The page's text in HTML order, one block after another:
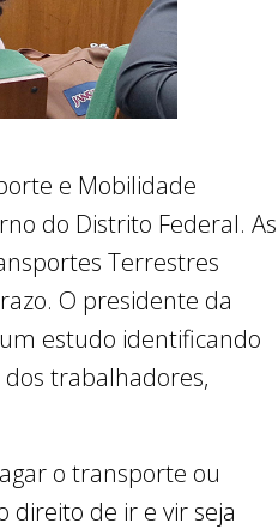
e Mobilidade
do Distrito Federal. As
Terrestres
O presidente da
estudo identificando
trabalhadores,
o transporte ou
direito de ir e vir seja